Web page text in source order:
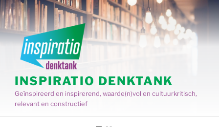
Spring
naar
de
inhoud
INSPIRATIO DENKTANK
Geïnspireerd en inspirerend, waarde(n)vol en cultuurkritisch,
relevant en constructief